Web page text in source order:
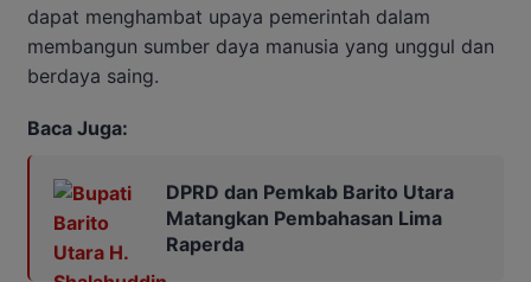
dapat menghambat upaya pemerintah dalam
membangun sumber daya manusia yang unggul dan
berdaya saing.
Baca Juga:
DPRD dan Pemkab Barito Utara
Matangkan Pembahasan Lima
Raperda